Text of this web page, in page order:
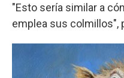
"Esto sería similar a
emplea sus colmillos",